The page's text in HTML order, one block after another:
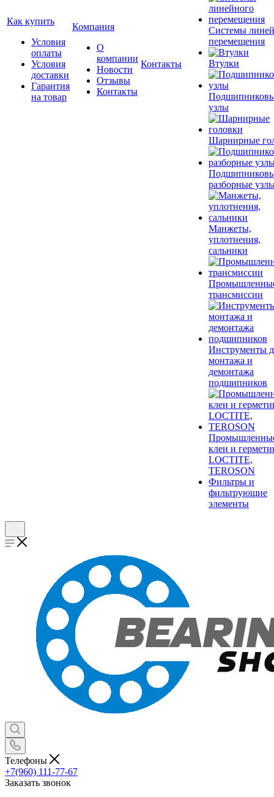
Как купить
Условия
оплаты
Условия
доставки
Гарантия
на товар
Компания
О
компании
Новости
Отзывы
Контакты
Контакты
Системы
перемещения
Втулки
узлы
Шарнирные
разборные
Манжеты,
уплотнения,
сальники
трансмиссии
Инструменты
монтажа и
демонтажа
подшипников
клеи и
LOCTITE,
TEROSON
Фильтры и
фильтрующие
элементы
Телефоны
+7(960) 111-77-67
Заказать звонок